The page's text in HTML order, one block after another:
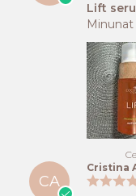
Lift
Minunat
CA
Cristina